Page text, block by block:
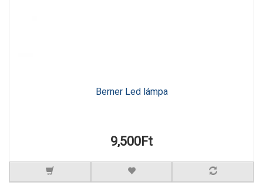
Berner Led lámpa
9,500Ft